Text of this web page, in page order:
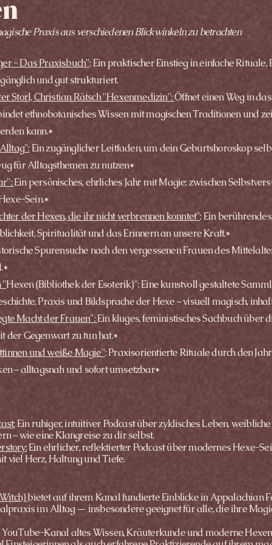
Praxis aus verschiedenen Blickwinkeln zu betrachten
- Das Praxisbuch": Ein praktischer Einstieg in einfache
und gut strukturiert.
Storl,Christian Rätsch"Hexenmedizin":Öffnet einen Weg in
ethnobotanisches Wissen mit magischen Traditionen und
kann.*
Ein zugänglicher Leitfaden, um dein Geburtshoroskop
für Alltagsthemen zu nutzen*
Ein persönisches, ehrliches Jahr mit Magie: zwischen
Sein.*
der Hexen, die ihr nicht verbrennen konntet": Ein
Spiritualität und das Erinnern an unsere Kraft.*
Spurensuche nach den vergessenen Frauen des
"Hexen (Bibliothek der Esoterik)": Eine kunstvoll gestaltete
Praxis und Bildsprache der Hexe – visuell magisch,
Macht der Frauen":Ein kluges, feministisches Sachbuch über
der Gegenwart zu tun hat.*
und weiße Magie": Praxisorientierte Rituale durch den
– alltagsnah und sofort umsetzbar*
Ein ruhiger, intuitiver Podcast über zyklisches Leben,
– wie eine Klangreise zu dir selbst.
Ein ehrlicher, reflektierter Podcast über modernes Hexe-
viel Herz, Haltung und Tiefe.
bietet auf ihrem Kanal fundierte Einblicke in Appalachian
im Alltag — insbesondere geeignet für alle, die ihre
Kanal altes Wissen, Kräuterkunde und moderne